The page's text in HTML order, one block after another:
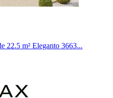
22.5 m² Eleganto 3663...